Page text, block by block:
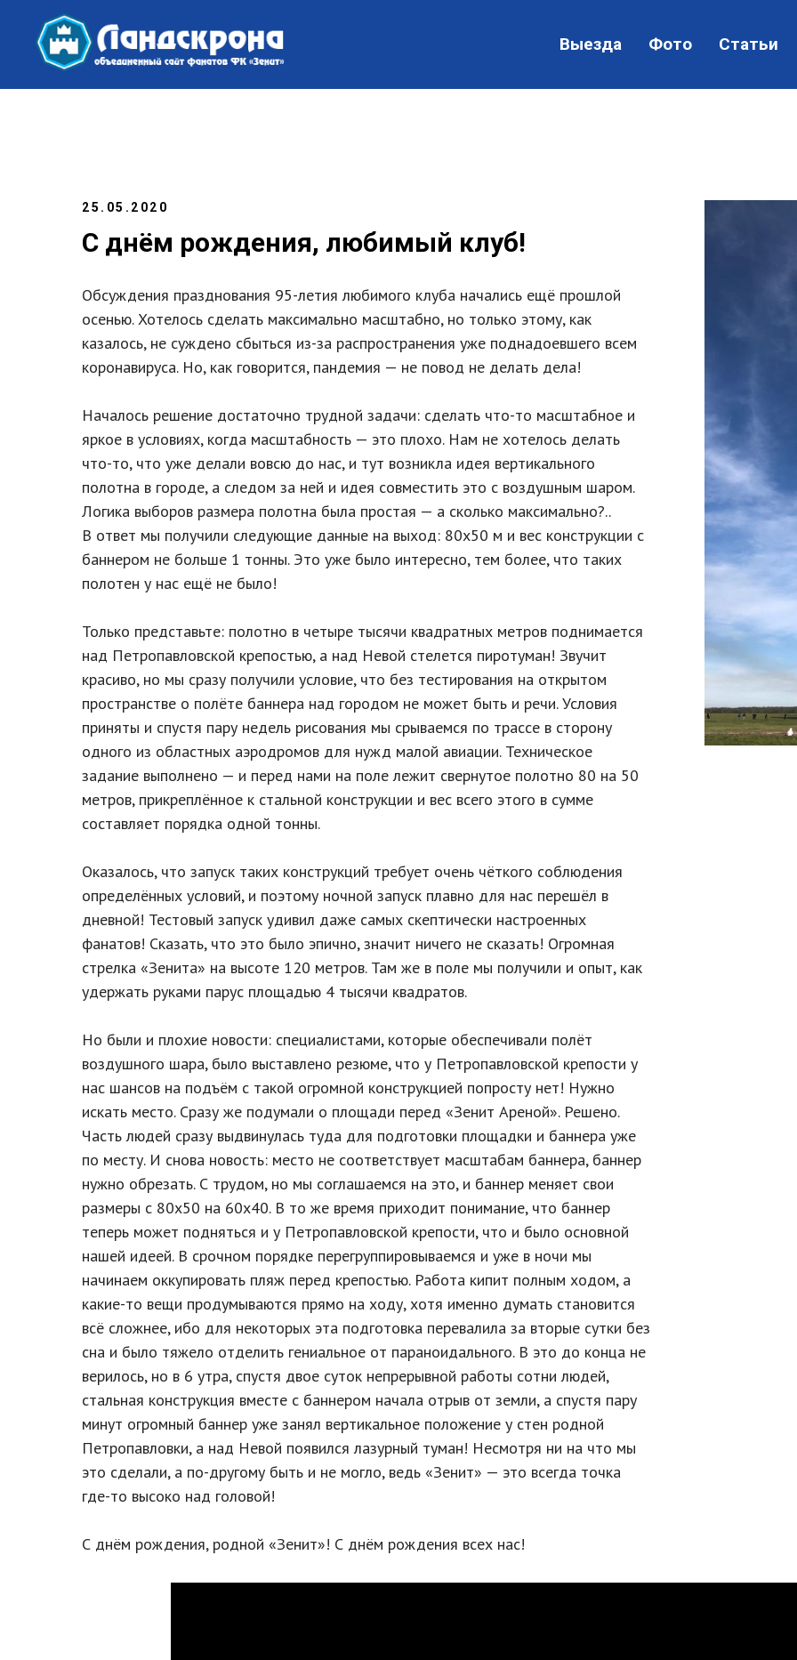
Выезда Фото Статьи
25.05.2020
С днём рождения, любимый клуб!
Обсуждения празднования 95-летия любимого клуба начались ещё прошлой
осенью. Хотелось сделать максимально масштабно, но только этому, как
казалось, не суждено сбыться из-за распространения уже поднадоевшего всем
коронавируса. Но, как говорится, пандемия — не повод не делать дела!
Началось решение достаточно трудной задачи: сделать что-то масштабное и
яркое в условиях, когда масштабность — это плохо. Нам не хотелось делать
что-то, что уже делали вовсю до нас, и тут возникла идея вертикального
полотна в городе, а следом за ней и идея совместить это с воздушным шаром.
Логика выборов размера полотна была простая — а сколько максимально?..
В ответ мы получили следующие данные на выход: 80х50 м и вес конструкции с
баннером не больше 1 тонны. Это уже было интересно, тем более, что таких
полотен у нас ещё не было!
Только представьте: полотно в четыре тысячи квадратных метров поднимается
над Петропавловской крепостью, а над Невой стелется пиротуман! Звучит
красиво, но мы сразу получили условие, что без тестирования на открытом
пространстве о полёте баннера над городом не может быть и речи. Условия
приняты и спустя пару недель рисования мы срываемся по трассе в сторону
одного из областных аэродромов для нужд малой авиации. Техническое
задание выполнено — и перед нами на поле лежит свернутое полотно 80 на 50
метров, прикреплённое к стальной конструкции и вес всего этого в сумме
составляет порядка одной тонны.
Оказалось, что запуск таких конструкций требует очень чёткого соблюдения
определённых условий, и поэтому ночной запуск плавно для нас перешёл в
дневной! Тестовый запуск удивил даже самых скептически настроенных
фанатов! Сказать, что это было эпично, значит ничего не сказать! Огромная
стрелка «Зенита» на высоте 120 метров. Там же в поле мы получили и опыт, как
удержать руками парус площадью 4 тысячи квадратов.
Но были и плохие новости: специалистами, которые обеспечивали полёт
воздушного шара, было выставлено резюме, что у Петропавловской крепости у
нас шансов на подъём с такой огромной конструкцией попросту нет! Нужно
искать место. Сразу же подумали о площади перед «Зенит Ареной». Решено.
Часть людей сразу выдвинулась туда для подготовки площадки и баннера уже
по месту. И снова новость: место не соответствует масштабам баннера, баннер
нужно обрезать. С трудом, но мы соглашаемся на это, и баннер меняет свои
размеры с 80х50 на 60х40. В то же время приходит понимание, что баннер
теперь может подняться и у Петропавловской крепости, что и было основной
нашей идеей. В срочном порядке перегруппировываемся и уже в ночи мы
начинаем оккупировать пляж перед крепостью. Работа кипит полным ходом, а
какие-то вещи продумываются прямо на ходу, хотя именно думать становится
всё сложнее, ибо для некоторых эта подготовка перевалила за вторые сутки без
сна и было тяжело отделить гениальное от параноидального. В это до конца не
верилось, но в 6 утра, спустя двое суток непрерывной работы сотни людей,
стальная конструкция вместе с баннером начала отрыв от земли, а спустя пару
минут огромный баннер уже занял вертикальное положение у стен родной
Петропавловки, а над Невой появился лазурный туман! Несмотря ни на что мы
это сделали, а по-другому быть и не могло, ведь «Зенит» — это всегда точка
где-то высоко над головой!
С днём рождения, родной «Зенит»! С днём рождения всех нас!